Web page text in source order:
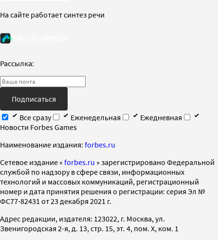
На сайте работает синтез речи
Рассылка:
Подписаться
Все сразу
Еженедельная
Ежедневная
Новости Forbes Games
Наименование издания: forbes.ru
Cетевое издание « forbes.ru » зарегистрировано Федеральной
службой по надзору в сфере связи, информационных
технологий и массовых коммуникаций, регистрационный
номер и дата принятия решения о регистрации: серия Эл №
ФС77-82431 от 23 декабря 2021 г.
Адрес редакции, издателя: 123022, г. Москва, ул.
Звенигородская 2-я, д. 13, стр. 15, эт. 4, пом. X, ком. 1